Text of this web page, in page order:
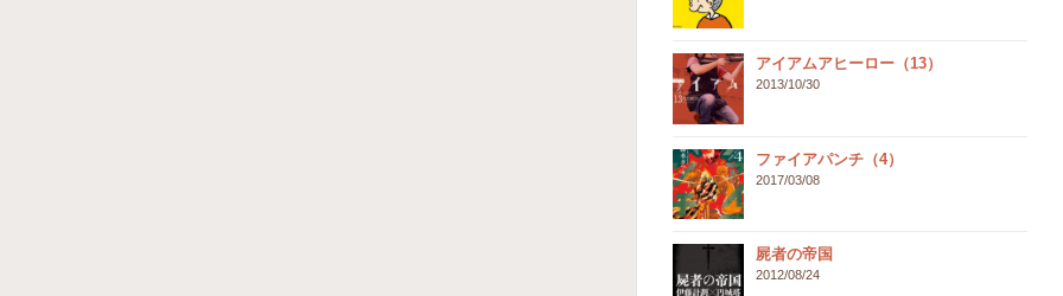
アイアムアヒーロー（13）
2013/10/30
ファイアパンチ（4）
2017/03/08
屍者の帝国
2012/08/24